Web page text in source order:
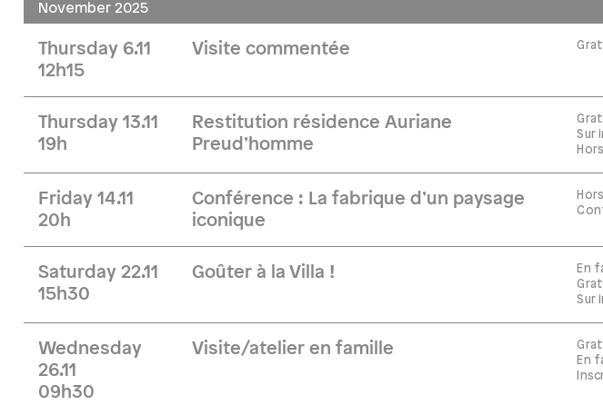
November 2025
Thursday 6.11
12h15
Visite commentée
Thursday 13.11
19h
Restitution résidence Auriane
Preud’homme
Sur
Friday 14.11
20h
Conférence : La fabrique d’un paysage
iconique
Saturday 22.11
15h30
Goûter à la Villa !
En
Sur
Wednesday
26.11
09h30
Visite/atelier en famille
En